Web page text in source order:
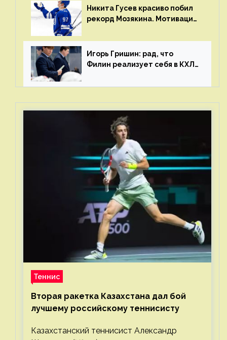
Никита Гусев красиво побил
рекорд Мозякина. Мотивации
много
Игорь Гришин: рад, что
Филин реализует себя в КХЛ
стали загонять его в рамки
Теннис
Вторая ракетка Казахстана дал бой
лучшему российскому теннисисту
Казахстанский теннисист Александр